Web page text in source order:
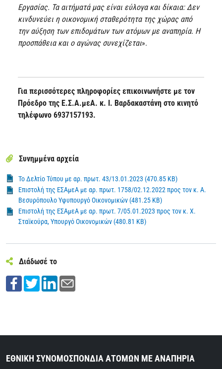
Εργασίας. Τα αιτήματά μας είναι εύλογα και δίκαια: Δεν
κινδυνεύει η οικονομική σταθερότητα της χώρας από
την αύξηση των επιδομάτων των ατόμων με αναπηρία. Η
προσπάθεια και ο αγώνας συνεχίζεται».
Για περισσότερες πληροφορίες επικοινωνήστε με τον
Πρόεδρο της Ε.Σ.Α.μεΑ. κ. Ι. Βαρδακαστάνη στο κινητό
τηλέφωνο 6937157193.
Συνημμένα αρχεία
Το Δελτίο Τύπου με αρ. πρωτ. 43/13.01.2023 (470.85 KB)
Επιστολή της ΕΣΑμεΑ με αρ. πρωτ. 1758/02.12.2022 προς τον κ. Α.
Βεσυρόπουλο Υφυπουργό Οικονομικών (481.25 KB)
Επιστολή της ΕΣΑμεΑ με αρ. πρωτ. 7/05.01.2023 προς τον κ. Χ.
Σταϊκούρα, Υπουργό Οικονομικών (480.81 KB)
Διάδωσέ το
ΕΘΝΙΚΗ ΣΥΝΟΜΟΣΠΟΝΔΙΑ ΑΤΟΜΩΝ ΜΕ ΑΝΑΠΗΡΙΑ